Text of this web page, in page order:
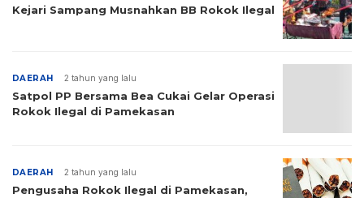
Kejari Sampang Musnahkan BB Rokok Ilegal
DAERAH 2 tahun yang lalu
Satpol PP Bersama Bea Cukai Gelar Operasi
Rokok Ilegal di Pamekasan
DAERAH 2 tahun yang lalu
Pengusaha Rokok Ilegal di Pamekasan,